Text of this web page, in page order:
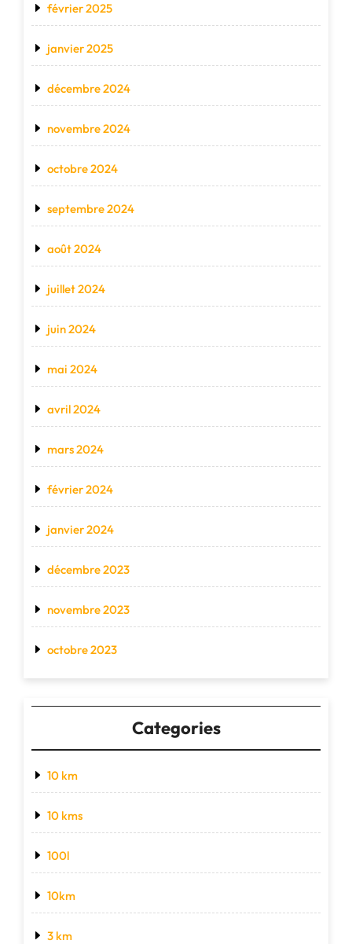
février 2025
janvier 2025
décembre 2024
novembre 2024
octobre 2024
septembre 2024
août 2024
juillet 2024
juin 2024
mai 2024
avril 2024
mars 2024
février 2024
janvier 2024
décembre 2023
novembre 2023
octobre 2023
Categories
10 km
10 kms
100l
10km
3 km